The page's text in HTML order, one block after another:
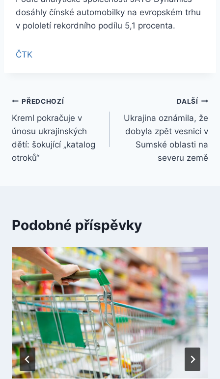
dosáhly čínské automobilky na evropském trhu
v pololetí rekordního podílu 5,1 procenta.
ČTK
Navigace
pro
příspěvek
PŘEDCHOZÍ
Kreml pokračuje v
únosu ukrajinských
dětí: šokující „katalog
otroků“
DALŠÍ
Ukrajina oznámila, že
dobyla zpět vesnici v
Sumské oblasti na
severu země
Podobné příspěvky